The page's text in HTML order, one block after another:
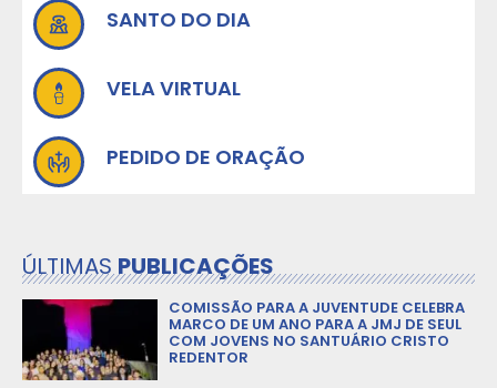
SANTO DO DIA
VELA VIRTUAL
PEDIDO DE ORAÇÃO
ÚLTIMASPUBLICAÇÕES
COMISSÃO PARA A JUVENTUDE CELEBRA
MARCO DE UM ANO PARA A JMJ DE SEUL
COM JOVENS NO SANTUÁRIO CRISTO
REDENTOR